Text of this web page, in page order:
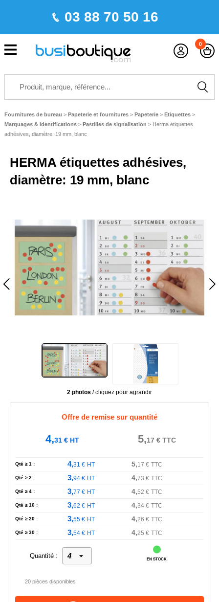
03 88 70 50 16
0
Fournitures de bureau > Papeterie et fournitures > Papeterie > Etiquettes >
Marquages & identifications > Pastilles de signalisation > Herma étiquettes
adhésives, diamètre: 19 mm, blanc
HERMA étiquettes adhésives,
diamètre: 19 mm, blanc
2 photos / cliquez pour agrandir
Offre de remise sur quantité
4,31€HT 5,17 €TTC
Qté ≥ 1 : 4,31 € HT 5,17 € TTC
Qté ≥ 2 : 3,94€ HT 4,73 € TTC
Qté ≥ 4 : 3,77 € HT 4,52 € TTC
Qté ≥ 10 : 3,62 € HT 4,34€ TTC
Qté ≥ 20 : 3,55€ HT 4,26 € TTC
Qté ≥ 30 : 3,54€ HT 4,25 € TTC
Quantité :
EN STOCK
20 pièces disponibles